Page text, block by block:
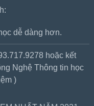
dễ dàng hơn.
hoặc kết
Nghệ Thông tin học
)